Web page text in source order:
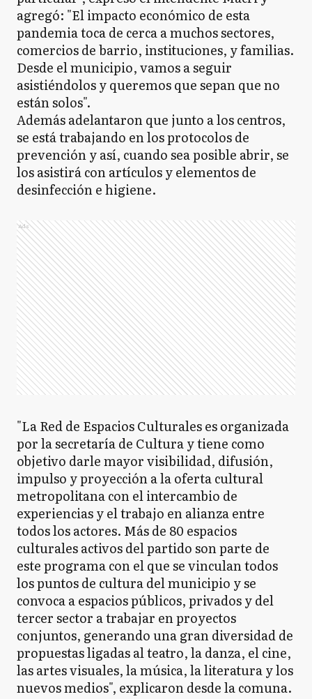
agregó: "El impacto económico de esta
pandemia toca de cerca a muchos sectores,
comercios de barrio, instituciones, y familias.
Desde el municipio, vamos a seguir
asistiéndolos y queremos que sepan que no
están solos".
Además adelantaron que junto a los centros,
se está trabajando en los protocolos de
prevención y así, cuando sea posible abrir, se
los asistirá con artículos y elementos de
desinfección e higiene.
Ads
"La Red de Espacios Culturales es organizada
por la secretaría de Cultura y tiene como
objetivo darle mayor visibilidad, difusión,
impulso y proyección a la oferta cultural
metropolitana con el intercambio de
experiencias y el trabajo en alianza entre
todos los actores. Más de 80 espacios
culturales activos del partido son parte de
este programa con el que se vinculan todos
los puntos de cultura del municipio y se
convoca a espacios públicos, privados y del
tercer sector a trabajar en proyectos
conjuntos, generando una gran diversidad de
propuestas ligadas al teatro, la danza, el cine,
las artes visuales, la música, la literatura y los
nuevos medios", explicaron desde la comuna.